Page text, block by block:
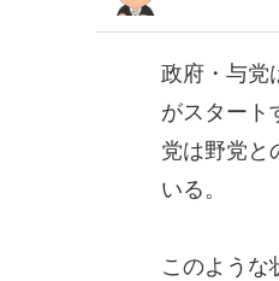
政府・与党
がスタート
党は野党と
いる。
このような